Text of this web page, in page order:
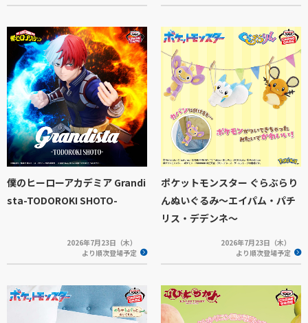
僕のヒーローアカデミア Grandi
sta-TODOROKI SHOTO-
2026年7月23日（木）
より順次登場予定
ポケットモンスター ぐらぶらり
んぬいぐるみ～エイパム・パチ
リス・デデンネ～
2026年7月23日（木）
より順次登場予定